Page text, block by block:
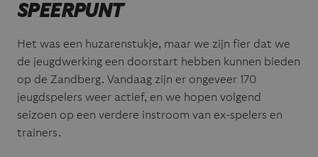
SPEERPUNT
Het was een huzarenstukje, maar we zijn fier dat we
de jeugdwerking een doorstart hebben kunnen bieden
op de Zandberg. Vandaag zijn er ongeveer 170
jeugdspelers weer actief, en we hopen volgend
seizoen op een verdere instroom van ex-spelers en
trainers.